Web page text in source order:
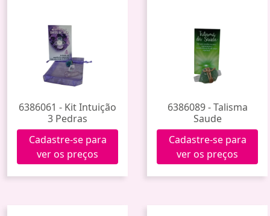
6386061 - Kit Intuição
3 Pedras
Cadastre-se para
ver os preços
6386089 - Talisma
Saude
Cadastre-se para
ver os preços